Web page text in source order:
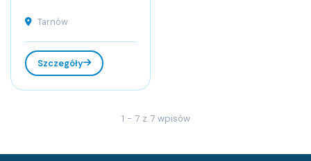
Tarnów
Szczegóły
1 - 7 z 7 wpisów